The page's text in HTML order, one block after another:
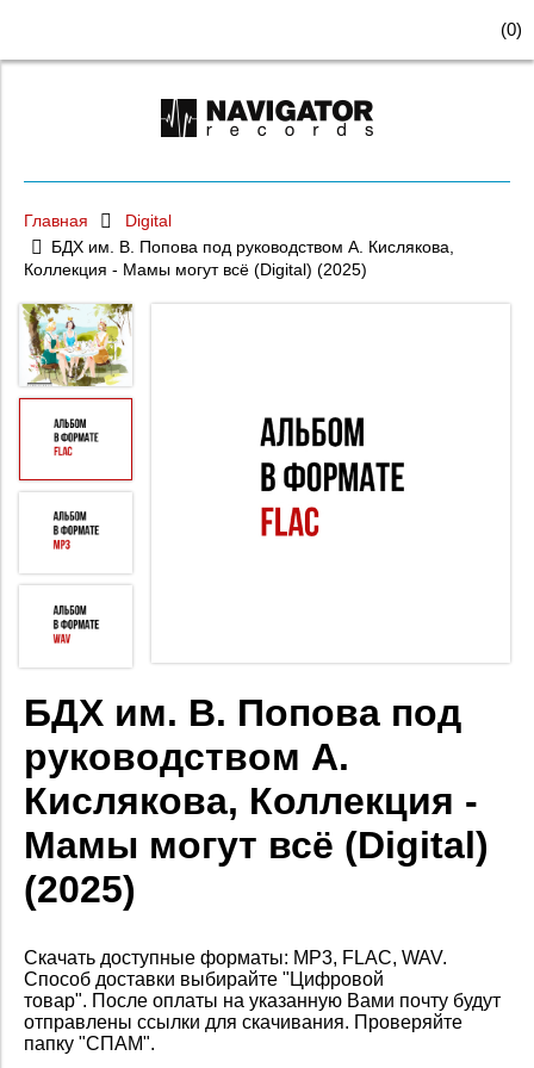
(0)
Главная
Digital
БДХ им. В. Попова под руководством А. Кислякова,
Коллекция - Мамы могут всё (Digital) (2025)
БДХ им. В. Попова под
руководством А.
Кислякова, Коллекция -
Мамы могут всё (Digital)
(2025)
Скачать доступные форматы: MP3, FLAC, WAV.
Способ доставки выбирайте "Цифровой
товар". После оплаты на указанную Вами почту будут
отправлены ссылки для скачивания. Проверяйте
папку "СПАМ".